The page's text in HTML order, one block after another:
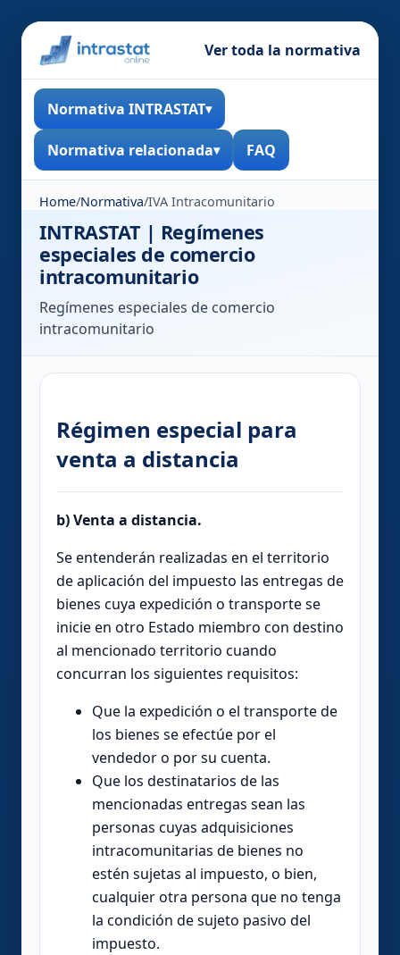
Ver toda la normativa
Normativa INTRASTAT
Normativa relacionada FAQ
Home/Normativa/IVA Intracomunitario
INTRASTAT | Regímenes
especiales de comercio
intracomunitario
Regímenes especiales de comercio
intracomunitario
Régimen especial para
venta a distancia
b) Venta a distancia.
Se entenderán realizadas en el territorio
de aplicación del impuesto las entregas de
bienes cuya expedición o transporte se
inicie en otro Estado miembro con destino
al mencionado territorio cuando
concurran los siguientes requisitos:
Que la expedición o el transporte de
los bienes se efectúe por el
vendedor o por su cuenta.
Que los destinatarios de las
mencionadas entregas sean las
personas cuyas adquisiciones
intracomunitarias de bienes no
estén sujetas al impuesto, o bien,
cualquier otra persona que no tenga
la condición de sujeto pasivo del
impuesto.